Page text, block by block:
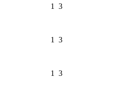
1 3
1 3
1 3